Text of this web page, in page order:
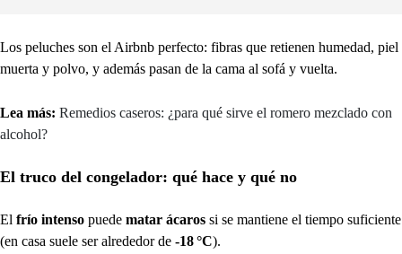
Los peluches son el Airbnb perfecto: fibras que retienen humedad, piel
muerta y polvo, y además pasan de la cama al sofá y vuelta.
Lea más: Remedios caseros: ¿para qué sirve el romero mezclado con
alcohol?
El truco del congelador: qué hace y qué no
El frío intenso puede matar ácaros si se mantiene el tiempo suficiente
(en casa suele ser alrededor de -18 °C).